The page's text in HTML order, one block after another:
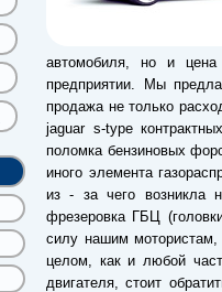
автомобиля, но и
предприятии. Мы
продажа не только
jaguar s-type
поломка бензиновых
иного элемента
из - за чего возникла
фрезеровка ГБЦ
силу нашим мотористам,
целом, как и любой
двигателя, стоит